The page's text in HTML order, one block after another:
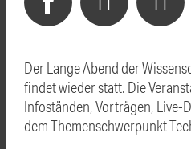
Der Lange Abend der
findet wieder statt. Die
Infoständen, Vorträgen, Live-
dem Themenschwerpunkt